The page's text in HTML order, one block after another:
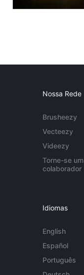
Nossa Rede
Brusheezy
Vecteezy
Videezy
Torne-se um
colaborador
Idiomas
English
Español
Português